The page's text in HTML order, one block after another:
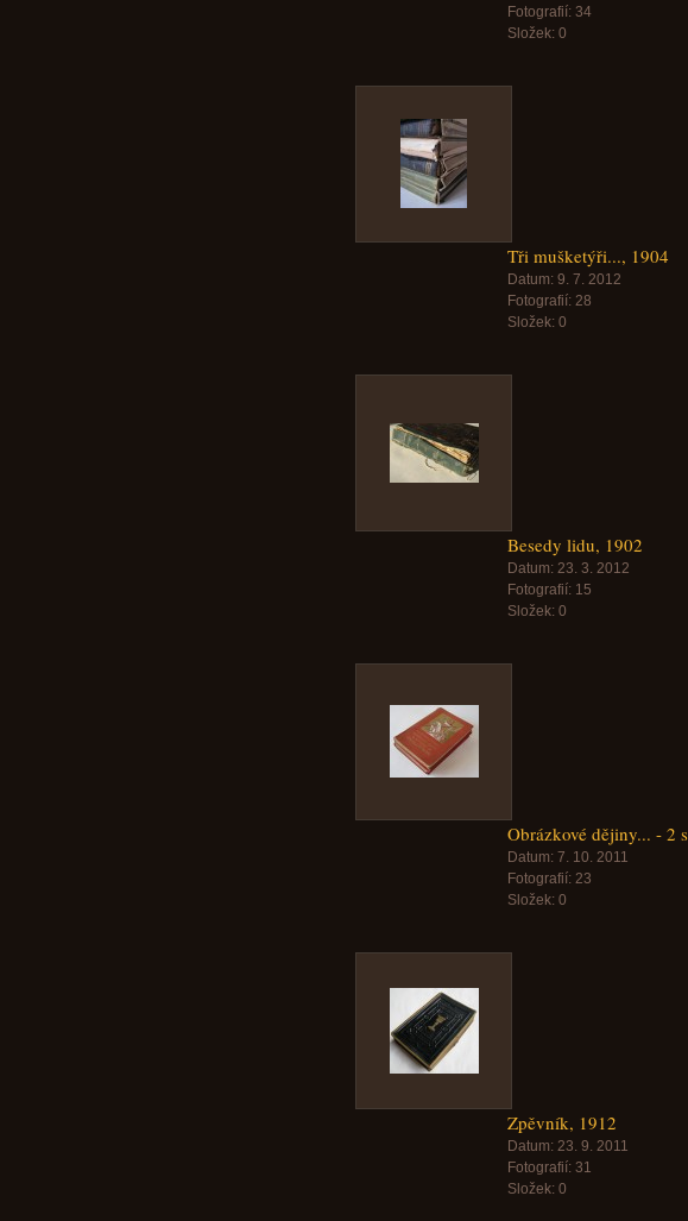
Fotografií: 34
Složek: 0
Tři mušketýři..., 1904
Datum: 9. 7. 2012
Fotografií: 28
Složek: 0
Besedy lidu, 1902
Datum: 23. 3. 2012
Fotografií: 15
Složek: 0
Obrázkové dějiny... - 2
Datum: 7. 10. 2011
Fotografií: 23
Složek: 0
Zpěvník, 1912
Datum: 23. 9. 2011
Fotografií: 31
Složek: 0